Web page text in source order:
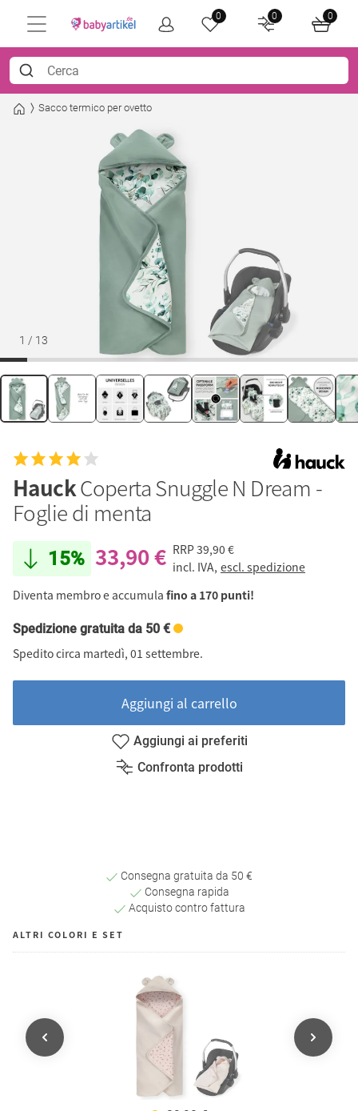
0 0 0
Sacco termico per ovetto
1 / 13
HauckCoperta Snuggle N Dream -
Foglie di menta
15% 33,90 € RRP39,90 €
incl. IVA, escl. spedizione
Diventa membro e accumula fino a 170 punti!
Spedizione gratuita da 50 €
Spedito circa martedì, 01 settembre.
Aggiungi al carrello
Aggiungi ai preferiti
Confronta prodotti
Consegna gratuita da 50 €
Consegna rapida
Acquisto contro fattura
ALTRI COLORI E SET